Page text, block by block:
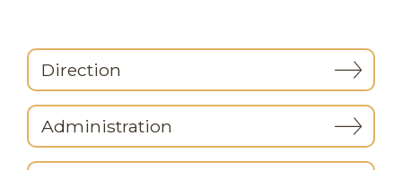
Direction
Administration